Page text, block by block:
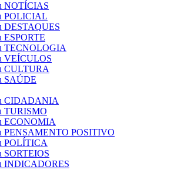
NOTÍCIAS
POLICIAL
DESTAQUES
ESPORTE
TECNOLOGIA
VEÍCULOS
CULTURA
SAÚDE
CIDADANIA
TURISMO
ECONOMIA
PENSAMENTO POSITIVO
POLÍTICA
SORTEIOS
INDICADORES